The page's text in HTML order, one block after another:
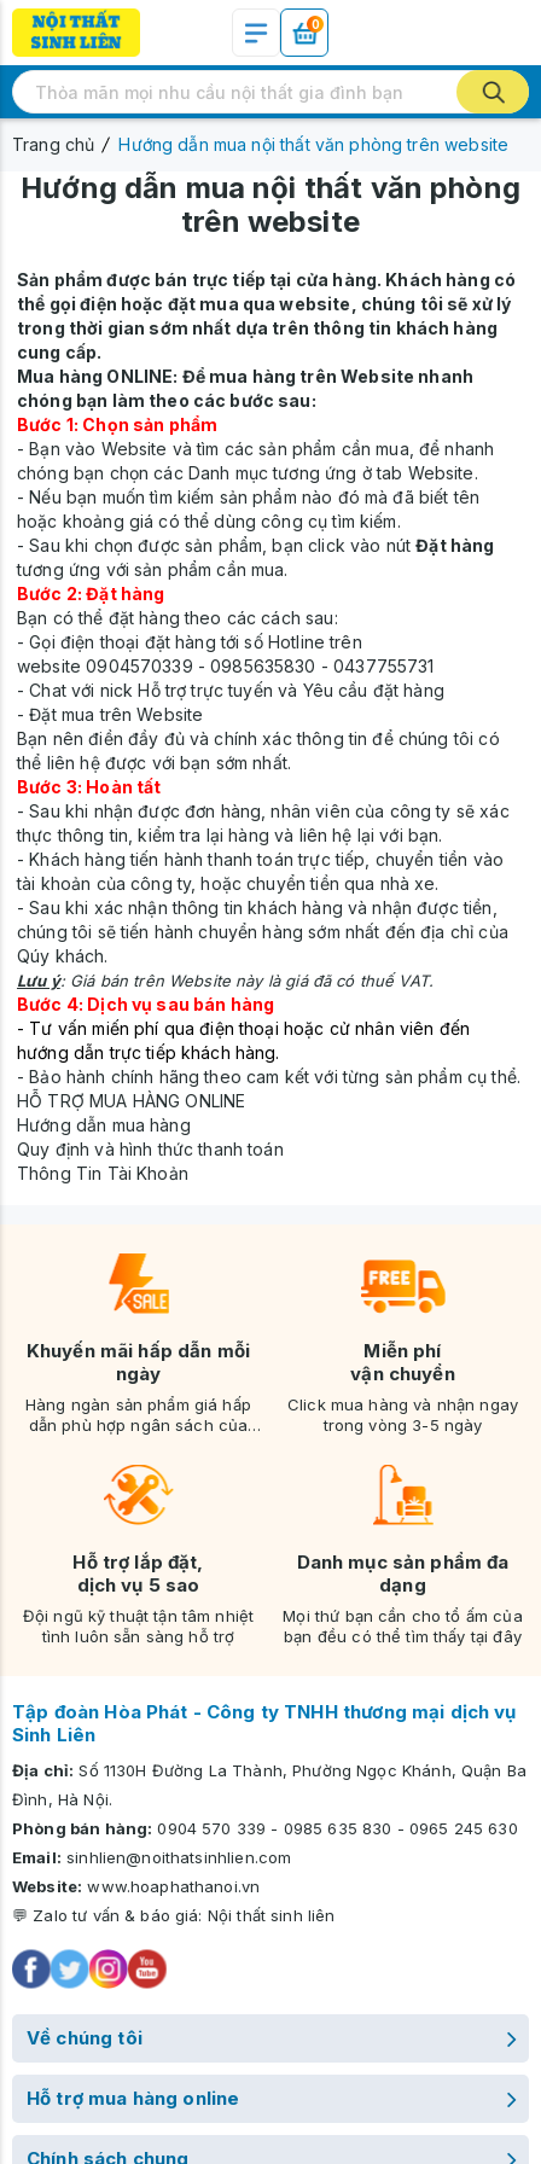
0
Trang chủ Hướng dẫn mua nội thất văn phòng trên website
Hướng dẫn mua nội thất văn phòng
trên website
Sản phẩm được bán trực tiếp tại cửa hàng. Khách hàng có
thể gọi điện hoặc đặt mua qua website, chúng tôi sẽ xử lý
trong thời gian sớm nhất dựa trên thông tin khách hàng
cung cấp.
Mua hàng ONLINE: Để mua hàng trên Website nhanh
chóng bạn làm theo các bước sau:
Bước 1: Chọn sản phẩm
- Bạn vào Website và tìm các sản phẩm cần mua, để nhanh
chóng bạn chọn các Danh mục tương ứng ở tab Website.
- Nếu bạn muốn tìm kiếm sản phẩm nào đó mà đã biết tên
hoặc khoảng giá có thể dùng công cụ tìm kiếm.
- Sau khi chọn được sản phẩm, bạn click vào nútĐặt hàng
tương ứng với sản phẩm cần mua.
Bước 2: Đặt hàng
Bạn có thể đặt hàng theo các cách sau:
- Gọi điện thoại đặt hàng tới số Hotline trên
website 0904570339 - 0985635830 - 0437755731
- Chat với nick Hỗ trợ trực tuyến và Yêu cầu đặt hàng
- Đặt mua trên Website
Bạn nên điền đầy đủ và chính xác thông tin để chúng tôi có
thể liên hệ được với bạn sớm nhất.
Bước 3: Hoàn tất
- Sau khi nhận được đơn hàng, nhân viên của công ty sẽ xác
thực thông tin, kiểm tra lại hàng và liên hệ lại với bạn.
- Khách hàng tiến hành thanh toán trực tiếp, chuyển tiền vào
tài khoản của công ty, hoặc chuyển tiền qua nhà xe.
- Sau khi xác nhận thông tin khách hàng và nhận được tiền,
chúng tôi sẽ tiến hành chuyển hàng sớm nhất đến địa chỉ của
Qúy khách.
Lưu ý: Giá bán trên Website này là giá đã có thuế VAT.
Bước 4: Dịch vụ sau bán hàng
- Tư vấn miến phí qua điện thoại hoặc cử nhân viên đến
hướng dẫn trực tiếp khách hàng.
- Bảo hành chính hãng theo cam kết với từng sản phẩm cụ thể.
HỖ TRỢ MUA HÀNG ONLINE
Hướng dẫn mua hàng
Quy định và hình thức thanh toán
Thông Tin Tài Khoản
Khuyến mãi hấp dẫn mỗi
ngày
Hàng ngàn sản phẩm giá hấp
dẫn phù hợp ngân sách của
Miễn phí
vận chuyển
Click mua hàng và nhận ngay
trong vòng 3-5 ngày
Hỗ trợ lắp đặt,
dịch vụ 5 sao
Đội ngũ kỹ thuật tận tâm nhiệt
tình luôn sẵn sàng hỗ trợ
Danh mục sản phẩm đa
dạng
Mọi thứ bạn cần cho tổ ấm của
bạn đều có thể tìm thấy tại đây
Tập đoàn Hòa Phát - Công ty TNHH thương mại dịch vụ
Sinh Liên
Địa chỉ: Số 1130H Đường La Thành, Phường Ngọc Khánh, Quận Ba
Đình, Hà Nội.
Phòng bán hàng: 0904 570 339 - 0985 635 830 - 0965 245 630
Email: sinhlien@noithatsinhlien.com
Website: www.hoaphathanoi.vn
💬 Zalo tư vấn & báo giá: Nội thất sinh liên
Về chúng tôi
Hỗ trợ mua hàng online
Chính sách chung